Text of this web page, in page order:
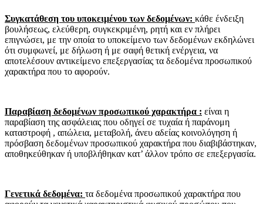
Συγκατάθεση του υποκειμένου των δεδομένων: κάθε ένδειξη
βουλήσεως, ελεύθερη, συγκεκριμένη, ρητή και εν πλήρει
επιγνώσει, με την οποία το υποκείμενο των δεδομένων εκδηλώνει
ότι συμφωνεί, με δήλωση ή με σαφή θετική ενέργεια, να
αποτελέσουν αντικείμενο επεξεργασίας τα δεδομένα προσωπικού
χαρακτήρα που το αφορούν.
Παραβίαση δεδομένων προσωπικού χαρακτήρα : είναι η
παραβίαση της ασφάλειας που οδηγεί σε τυχαία ή παράνομη
καταστροφή , απώλεια, μεταβολή, άνευ αδείας κοινολόγηση ή
πρόσβαση δεδομένων προσωπικού χαρακτήρα που διαβιβάστηκαν,
αποθηκεύθηκαν ή υποβλήθηκαν κατ’ άλλον τρόπο σε επεξεργασία.
Γενετικά δεδομένα: τα δεδομένα προσωπικού χαρακτήρα που